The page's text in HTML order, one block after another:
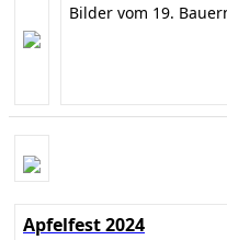
Bilder vom 19.
Apfelfest 2024